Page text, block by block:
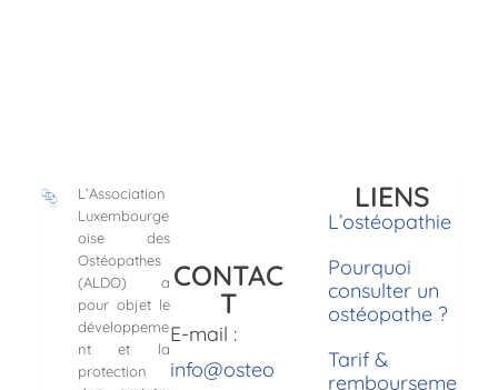
L’Association
Luxembourge
oise des
Ostéopathes
(ALDO) a
pour objet le
développeme
nt et la
protection
CONTAC
T
E-mail :
info@osteo
LIENS
L’ostéopathie
Pourquoi
consulter un
ostéopathe ?
Tarif &
rembourseme